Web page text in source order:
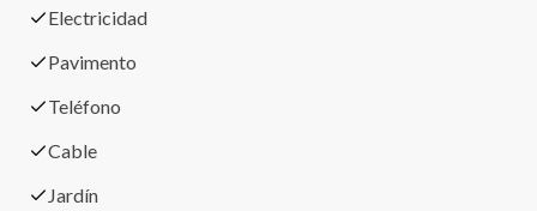
Electricidad
Pavimento
Teléfono
Cable
Jardín